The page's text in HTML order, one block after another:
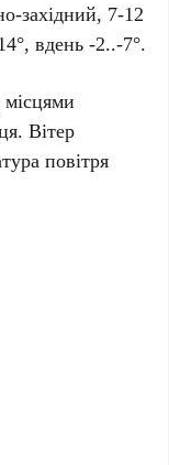
західний, 7-12
вдень -2..-7°.
Вітер
повітря